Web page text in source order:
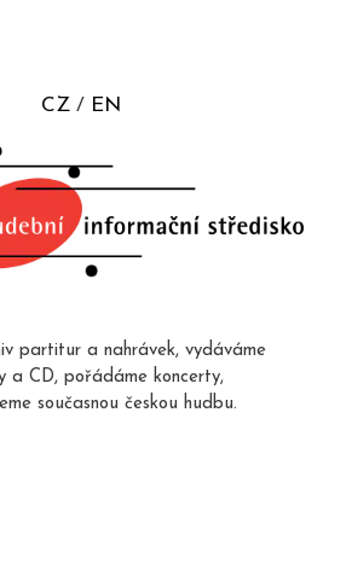
CZ EN
partitur a nahrávek, vydáváme
a CD, pořádáme koncerty,
současnou českou hudbu.